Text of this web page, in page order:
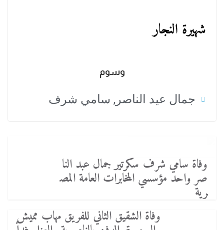
شهيرة النجار
وسوم
جمال عيد الناصر , سامي شرف
وفاة سامي شرف سكرتير جمال عبد النا
صر واحد مؤسسي المخابرات العامة المص
رية
وفاة الشقيق الثاني للفريق مهاب مميش